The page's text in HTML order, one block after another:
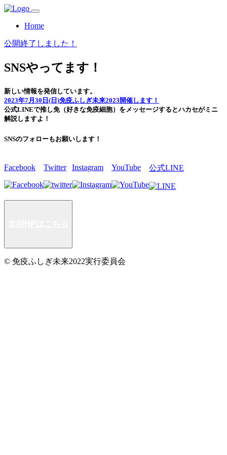
Home
公開終了しました！
SNSやってます！
新しい情報を発信しています。
2023年7月30日(日)免疫ふしぎ未来2023開催します！
公式LINEで推し免（好きな免疫細胞）をメッセージするとハカセがミニ
解説しますよ！
SNSのフォローもお願いします！
Facebook Twitter Instagram YouTube 公式LINE
© 免疫ふしぎ未来2022実行委員会